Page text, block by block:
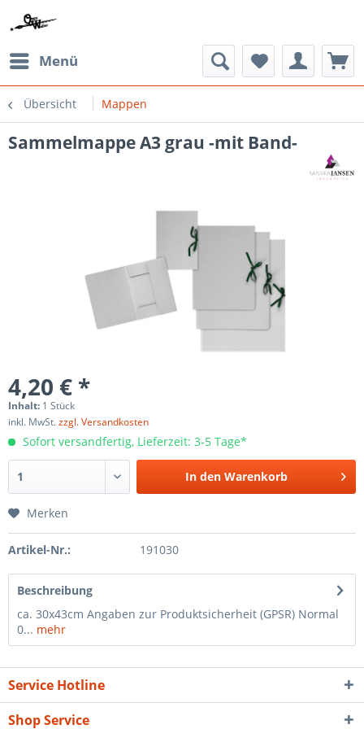
Menü
Übersicht Mappen
Sammelmappe A3 grau -mit Band-
4,20 € *
Inhalt: 1 Stück
inkl. MwSt.zzgl. Versandkosten
Sofort versandfertig, Lieferzeit: 3-5 Tage*
In den Warenkorb
Merken
Artikel-Nr.: 191030
Beschreibung
ca. 30x43cm Angaben zur Produktsicherheit (GPSR) Normal
0... mehr
Service Hotline
Shop Service